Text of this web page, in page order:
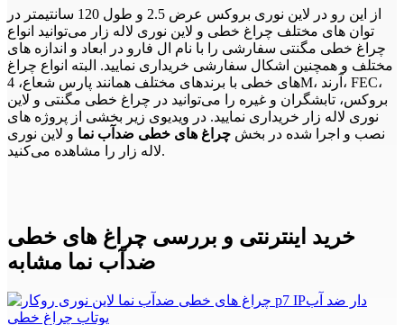
از این رو در لاین نوری بروکس عرض 2.5 و طول 120 سانتیمتر در
توان های مختلف چراغ خطی و لاین نوری لاله زار می‌توانید انواع
چراغ خطی مگنتی سفارشی را با نام ال فارو در ابعاد و اندازه های
مختلف و همچنین اشکال سفارشی خریداری نمایید. البته انواع چراغ
های خطی با برندهای مختلف همانند پارس شعاع، 4M، آرند، FEC،
بروکس، تابشگران و غیره را می‌توانید در چراغ خطی مگنتی و لاین
نوری لاله زار خریداری نمایید. در ویدیوی زیر بخشی از پروژه های
نصب و اجرا شده در بخش چراغ های خطی ضدآب نما و لاین نوری
لاله زار را مشاهده می‌کنید.
خرید اینترنتی و بررسی چراغ های خطی
ضدآب نما مشابه